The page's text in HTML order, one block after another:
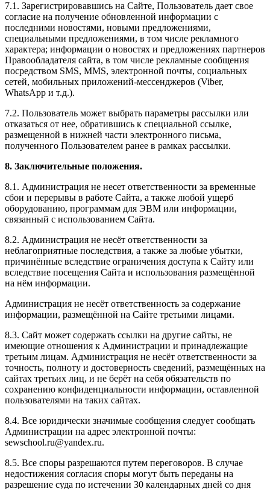
7.1. Зарегистрировавшись на Сайте, Пользователь дает свое
согласие на получение обновленной информации с
последними новостями, новыми предложениями,
специальными предложениями, в том числе рекламного
характера; информации о новостях и предложениях партнеров
Правообладателя сайта, в том числе рекламные сообщения
посредством SMS, MMS, электронной почты, социальных
сетей, мобильных приложений-мессенджеров (Viber,
WhatsApp и т.д.).
7.2. Пользователь может выбрать параметры рассылки или
отказаться от нее, обратившись к специальной ссылке,
размещенной в нижней части электронного письма,
полученного Пользователем ранее в рамках рассылки.
8. Заключительные положения.
8.1. Администрация не несет ответственности за временные
сбои и перерывы в работе Сайта, а также любой ущерб
оборудованию, программам для ЭВМ или информации,
связанный с использованием Сайта.
8.2. Администрация не несёт ответственности за
неблагоприятные последствия, а также за любые убытки,
причинённые вследствие ограничения доступа к Сайту или
вследствие посещения Сайта и использования размещённой
на нём информации.
Администрация не несёт ответственность за содержание
информации, размещённой на Сайте третьими лицами.
8.3. Сайт может содержать ссылки на другие сайты, не
имеющие отношения к Администрации и принадлежащие
третьим лицам. Администрация не несёт ответственности за
точность, полноту и достоверность сведений, размещённых на
сайтах третьих лиц, и не берёт на себя обязательств по
сохранению конфиденциальности информации, оставленной
пользователями на таких сайтах.
8.4. Все юридически значимые сообщения следует сообщать
Администрации на адрес электронной почты:
sewschool.ru@yandex.ru.
8.5. Все споры разрешаются путем переговоров. В случае
недостижения согласия споры могут быть переданы на
разрешение суда по истечении 30 календарных дней со дня